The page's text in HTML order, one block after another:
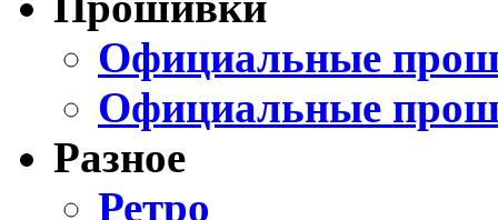
Официальные
Официальные
Разное
Ретро